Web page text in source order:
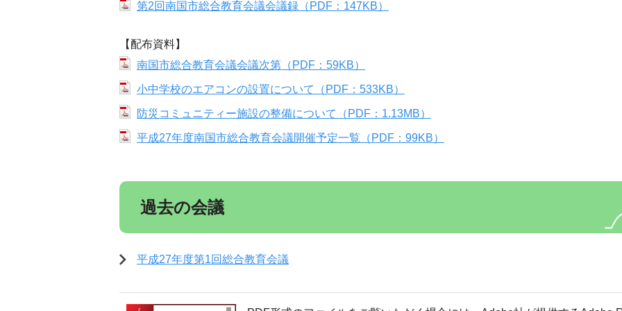
第2回南国市総合教育会議会議録（PDF：147KB）
【配布資料】
南国市総合教育会議会議次第（PDF：59KB）
小中学校のエアコンの設置について（PDF：533KB）
防災コミュニティー施設の整備について（PDF：1.13MB）
平成27年度南国市総合教育会議開催予定一覧（PDF：99KB）
過去の会議
平成27年度第1回総合教育会議